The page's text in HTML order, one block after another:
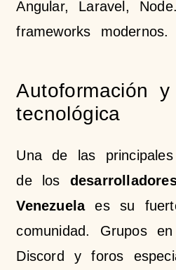
Angular, Laravel,
frameworks modernos.
Autoformación y
tecnológica
Una de las
de los
Venezuelaes su
comunidad. Grupos en
Discord y foros